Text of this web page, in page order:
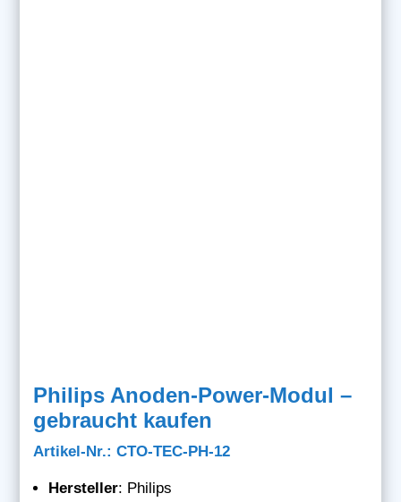
Philips Anoden-Power-Modul –
gebraucht kaufen
Artikel-Nr.: CTO-TEC-PH-12
Hersteller: Philips